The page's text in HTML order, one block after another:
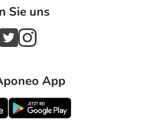
Sie uns
App